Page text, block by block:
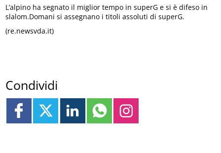
L’alpino ha segnato il miglior tempo in superG e si è difeso in
slalom.Domani si assegnano i titoli assoluti di superG.
(re.newsvda.it)
Condividi